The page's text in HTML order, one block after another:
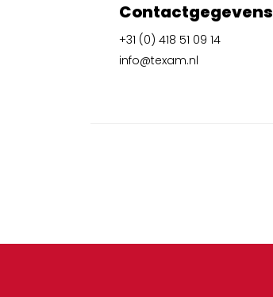
Contactgegevens
+31 (0) 418 51 09 14
info@texam.nl